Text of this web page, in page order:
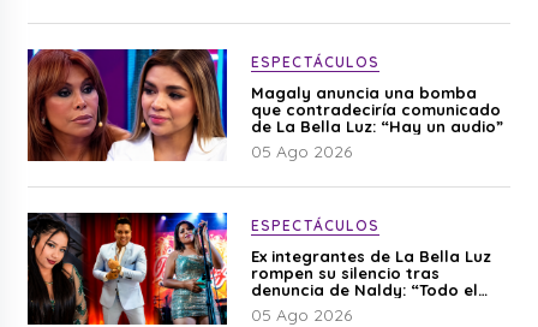
ESPECTÁCULOS
Magaly anuncia una bomba
que contradeciría comunicado
de La Bella Luz: “Hay un audio”
05 Ago 2026
ESPECTÁCULOS
Ex integrantes de La Bella Luz
rompen su silencio tras
denuncia de Naldy: “Todo el
mundo lo sabía”
05 Ago 2026